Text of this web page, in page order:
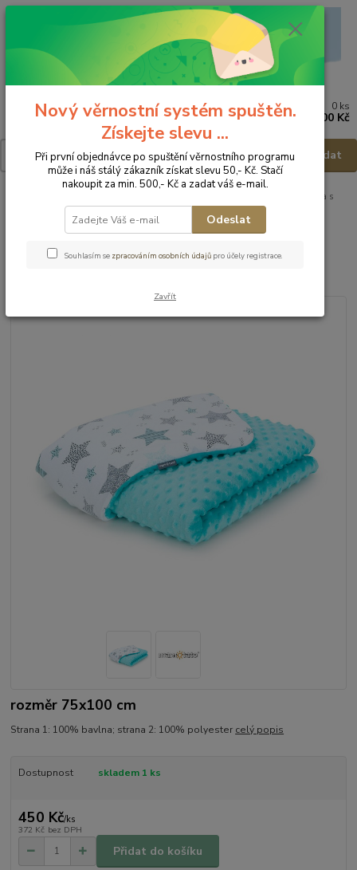
Menu
Hledat
0 ks
0,00 Kč
MamoTato Bavlněná deka s
minky - Starmix
MamoTato Bavlněná deka s
minky - Starmix
rozměr 75x100 cm
Strana 1: 100% bavlna; strana 2: 100% polyester celý popis
Dostupnost skladem 1 ks
450 Kč/ks
372 Kč bez DPH
Přidat do košíku
Nový věrnostní systém spuštěn.
Získejte slevu ...
Při první objednávce po spuštění věrnostního programu
může i náš stálý zákazník získat slevu 50,- Kč. Stačí
nakoupit za min. 500,- Kč a zadat váš e-mail.
Odeslat
Souhlasím se zpracováním osobních údajů pro účely registrace.
Zavřít